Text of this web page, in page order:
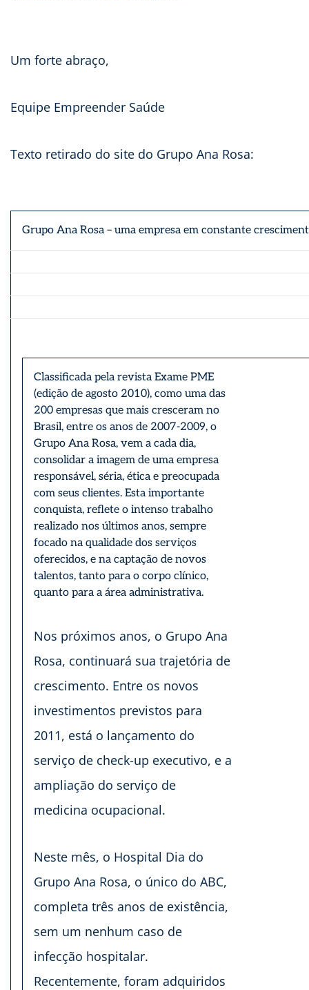
Um forte abraço,
Equipe Empreender Saúde
Texto retirado do site do Grupo Ana Rosa:
Grupo Ana Rosa – uma empresa em constante
Classificada pela revista Exame PME
(edição de agosto 2010), como uma das
200 empresas que mais cresceram no
Brasil, entre os anos de 2007-2009, o
Grupo Ana Rosa, vem a cada dia,
consolidar a imagem de uma empresa
responsável, séria, ética e preocupada
com seus clientes. Esta importante
conquista, reflete o intenso trabalho
realizado nos últimos anos, sempre
focado na qualidade dos serviços
oferecidos, e na captação de novos
talentos, tanto para o corpo clínico,
quanto para a área administrativa.
Nos próximos anos, o Grupo Ana
Rosa, continuará sua trajetória de
crescimento. Entre os novos
investimentos previstos para
2011, está o lançamento do
serviço de check-up executivo, e a
ampliação do serviço de
medicina ocupacional.
Neste mês, o Hospital Dia do
Grupo Ana Rosa, o único do ABC,
completa três anos de existência,
sem um nenhum caso de
infecção hospitalar.
Recentemente, foram adquiridos